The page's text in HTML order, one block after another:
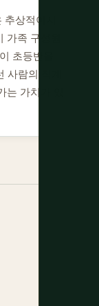
상적이지
족 구성원
초등반을
람의 직계
가치가 있